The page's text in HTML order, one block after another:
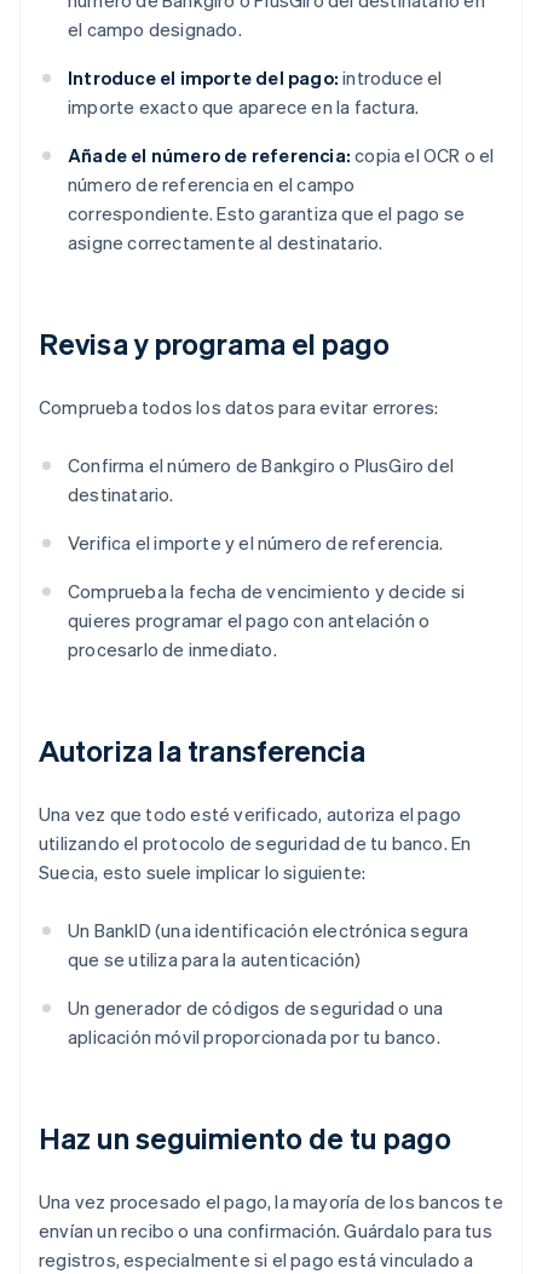
el campo designado.
Introduce el importe del pago: introduce el
importe exacto que aparece en la factura.
Añade el número de referencia: copia el OCR o el
número de referencia en el campo
correspondiente. Esto garantiza que el pago se
asigne correctamente al destinatario.
Revisa y programa el pago
Comprueba todos los datos para evitar errores:
Confirma el número de Bankgiro o PlusGiro del
destinatario.
Verifica el importe y el número de referencia.
Comprueba la fecha de vencimiento y decide si
quieres programar el pago con antelación o
procesarlo de inmediato.
Autoriza la transferencia
Una vez que todo esté verificado, autoriza el pago
utilizando el protocolo de seguridad de tu banco. En
Suecia, esto suele implicar lo siguiente:
Un BankID (una identificación electrónica segura
que se utiliza para la autenticación)
Un generador de códigos de seguridad o una
aplicación móvil proporcionada por tu banco.
Haz un seguimiento de tu pago
Una vez procesado el pago, la mayoría de los bancos te
envían un recibo o una confirmación. Guárdalo para tus
registros, especialmente si el pago está vinculado a